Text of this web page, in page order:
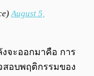
August 5,
จะออกมาคือ การ
อบพฤติกรรมของ